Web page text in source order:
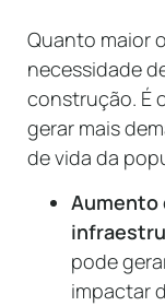
Quanto maior
necessidade
construção. É
gerar mais
de vida da
Aumento
pode
impactar